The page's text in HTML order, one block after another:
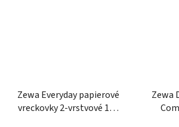
Zewa Everyday papierové
vreckovky 2-vrstvové 100
Zewa